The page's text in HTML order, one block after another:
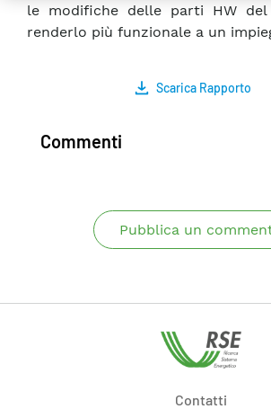
le modifiche delle parti HW
renderlo più funzionale a un
Scarica Rapporto
Commenti
Pubblica un
Contatti